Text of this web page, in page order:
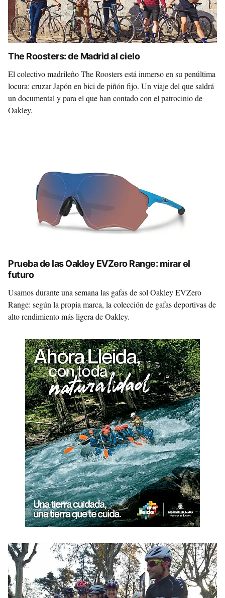
The Roosters: de Madrid al cielo
El colectivo madrileño The Roosters está inmerso en su penúltima
locura: cruzar Japón en bici de piñón fijo. Un viaje del que saldrá
un documental y para el que han contado con el patrocinio de
Oakley.
Prueba de las Oakley EVZero Range: mirar el
futuro
Usamos durante una semana las gafas de sol Oakley EVZero
Range: según la propia marca, la colección de gafas deportivas de
alto rendimiento más ligera de Oakley.